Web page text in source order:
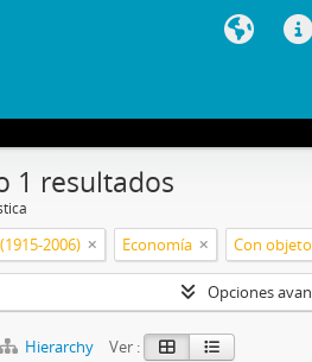
1 resultados
2006) Economía Con
Opciones
Hierarchy Ver :